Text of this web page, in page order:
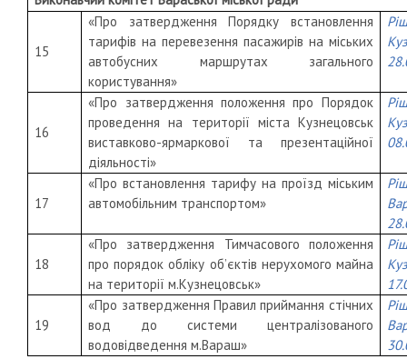
15
«Про затвердження Порядку встановлення
тарифів на перевезення пасажирів на міських
автобусних маршрутах загального
користування»
16
«Про затвердження положення про Порядок
проведення на території міста Кузнецовськ
виставково-ярмаркової та презентаційної
діяльності»
17
«Про встановлення тарифу на проїзд міським
автомобільним транспортом»
18
«Про затвердження Тимчасового положення
про порядок обліку об’єктів нерухомого майна
на території м.Кузнецовськ»
19
«Про затвердження Правил приймання стічних
вод до системи централізованого
водовідведення м.Вараш»